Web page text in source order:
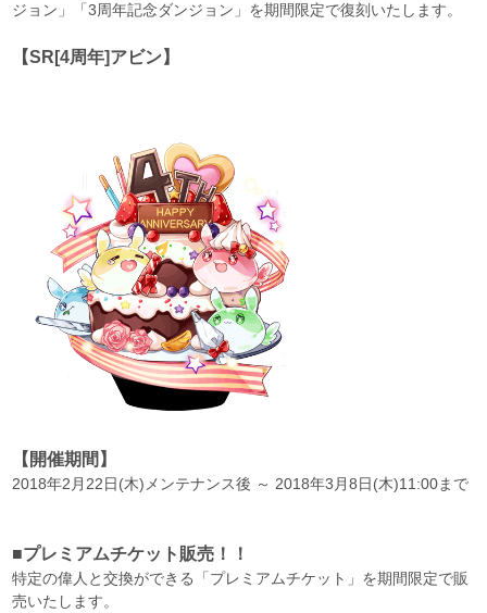
ジョン」「3周年記念ダンジョン」を期間限定で復刻いたします。
【SR[4周年]アビン】
【開催期間】
2018年2月22日(木)メンテナンス後 ～ 2018年3月8日(木)11:00まで
■プレミアムチケット販売！！
特定の偉人と交換ができる「プレミアムチケット」を期間限定で販
売いたします。